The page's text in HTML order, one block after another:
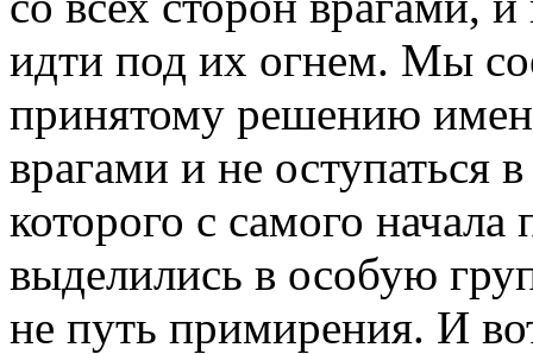
идти под их огнем. Мы
принятому решению
врагами и не оступаться
которого с самого
выделились в особую
не путь примирения. И